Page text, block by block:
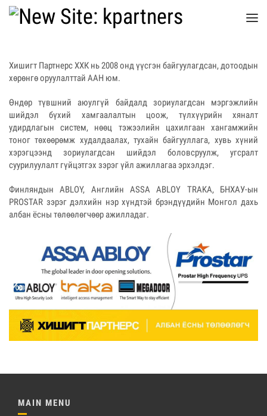
Хишигт Партнерс ХХК нь 2008 онд үүсгэн байгуулагдсан, дотоодын
хөрөнгө оруулалттай ААН юм.
Өндөр түвшний аюулгүй байдалд зориулагдсан мэргэжлийн
шийдэл бүхий хамгаалалтын цоож, түлхүүрийн хяналт
удирдлагын систем, нөөц тэжээлийн цахилгаан хангамжийн
тоног төхөөрөмж худалдаалах, тухайн байгууллага, хувь хүний
хэрэгцээнд зориулагдсан шийдэл боловсруулж, угсралт
суурилуулалт гүйцэтгэх зэрэг үйл ажиллагаа эрхэлдэг.
Финляндын ABLOY, Английн ASSA ABLOY TRAKA, БНХАУ-ын
PROSTAR зэрэг дэлхийн нэр хүндтэй брэндүүдийн Монгол дахь
албан ёсны төлөөлөгчөөр ажилладаг.
MAIN MENU